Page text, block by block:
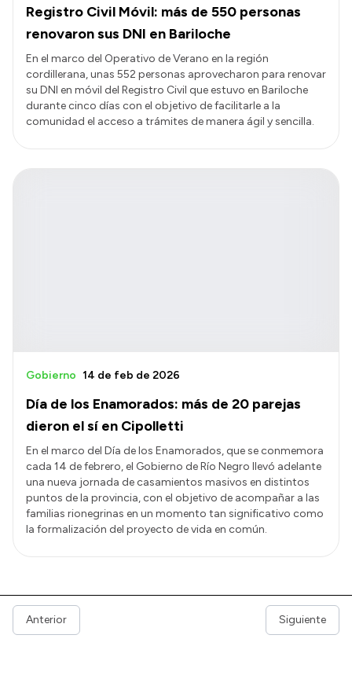
Registro Civil Móvil: más de 550 personas
renovaron sus DNI en Bariloche
En el marco del Operativo de Verano en la región
cordillerana, unas 552 personas aprovecharon para renovar
su DNI en móvil del Registro Civil que estuvo en Bariloche
durante cinco días con el objetivo de facilitarle a la
comunidad el acceso a trámites de manera ágil y sencilla.
Día de los Enamorados: más de 20 parejas
dieron el sí en Cipolletti
Gobierno 14 de feb de 2026
En el marco del Día de los Enamorados, que se conmemora
cada 14 de febrero, el Gobierno de Río Negro llevó adelante
una nueva jornada de casamientos masivos en distintos
puntos de la provincia, con el objetivo de acompañar a las
familias rionegrinas en un momento tan significativo como
la formalización del proyecto de vida en común.
Anterior Siguiente